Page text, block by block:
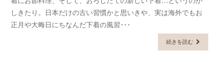
しきたり。日本だけの古い習慣かと思いきや、実は海外でもお
正月や大晦日にちなんだ下着の風習･･･
続きを読む